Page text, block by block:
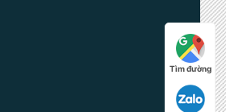
Tìm đường